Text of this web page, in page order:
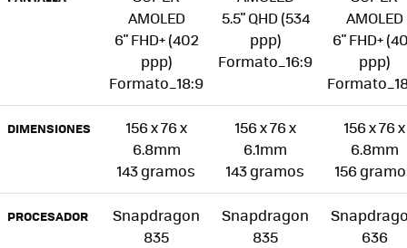
AMOLED
6" FHD+ (402
ppp)
Formato_18:9
5.5" QHD (534
ppp)
Formato_16:9
AMOLED
6" FHD+
ppp)
DIMENSIONES
156 x 76 x
6.8mm
143 gramos
156 x 76 x
6.1mm
143 gramos
156 x 76 x
6.8mm
156
PROCESADOR
Snapdragon
835
Snapdragon
835
636